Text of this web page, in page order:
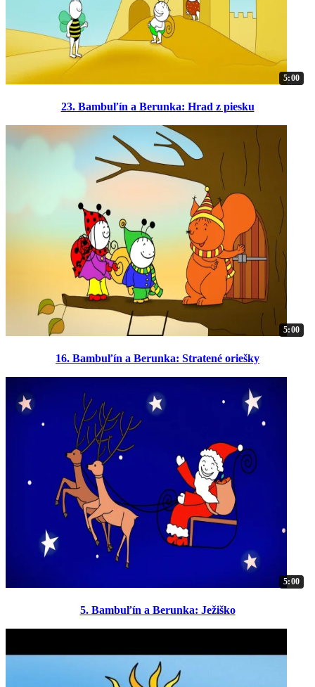
5:00
23. Bambuľín a Berunka: Hrad z piesku
5:00
16. Bambuľín a Berunka: Stratené oriešky
5:00
5. Bambuľín a Berunka: Ježiško